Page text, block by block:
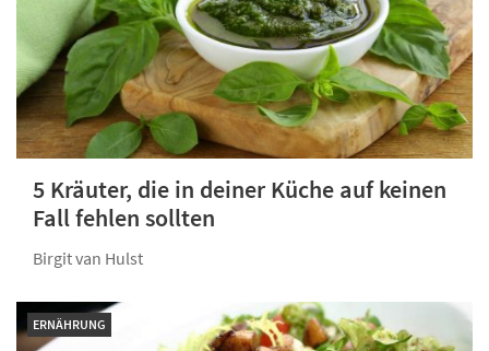
5 Kräuter, die in deiner Küche auf keinen
Fall fehlen sollten
Birgit van Hulst
ERNÄHRUNG